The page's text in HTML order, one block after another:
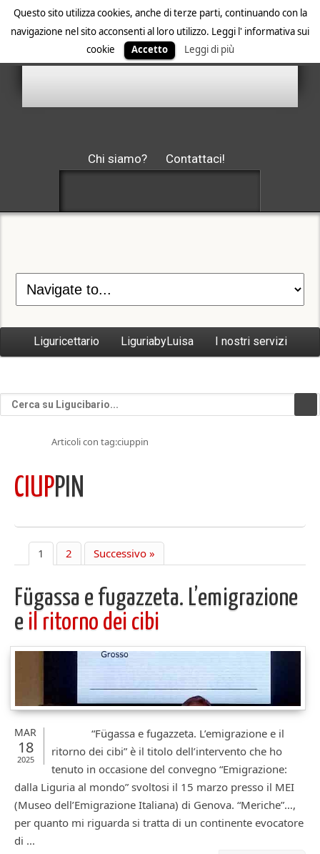
Questo sito utilizza cookies, anche di terze parti, continuando con la
navigazione nel sito acconsenti al loro utilizzo. Leggi l' informativa sui
cookie
Accetto Leggi di più
Chi siamo? Contattaci!
Liguricettario LiguriabyLuisa I nostri servizi
Articoli con tag:ciuppin
CIUPPIN
1 2 Successivo »
Fügassa e fugazzeta. L’emigrazione
e il ritorno dei cibi
MAR
18
2025
“Fügassa e fugazzeta. L’emigrazione e il
ritorno dei cibi” è il titolo dell’intervento che ho
tenuto in occasione del convegno “Emigrazione:
dalla Liguria al mondo” svoltosi il 15 marzo presso il MEI
(Museo dell’Emigrazione Italiana) di Genova. “Meriche”…,
per quanto mi riguarda si tratta di un continente evocatore
di ...